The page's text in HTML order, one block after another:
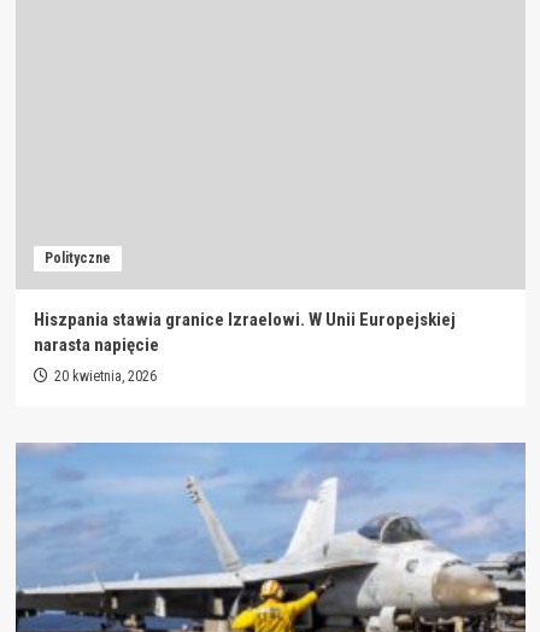
Polityczne
Hiszpania stawia granice Izraelowi. W Unii Europejskiej
narasta napięcie
20 kwietnia, 2026